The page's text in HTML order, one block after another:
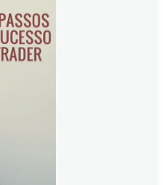
na Ásia
se fortaleceu
da Ásia do
o que pode
JPY, TWD e KRW